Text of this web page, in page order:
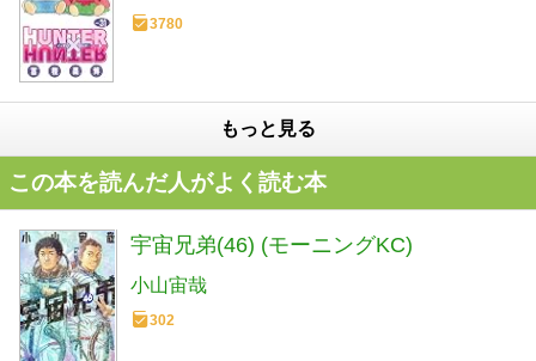
3780
もっと見る
この本を読んだ人がよく読む本
宇宙兄弟(46) (モーニングKC)
小山宙哉
302